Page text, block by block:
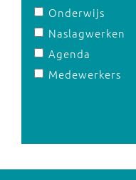
Onderwijs
Naslagwerken
Agenda
Medewerkers